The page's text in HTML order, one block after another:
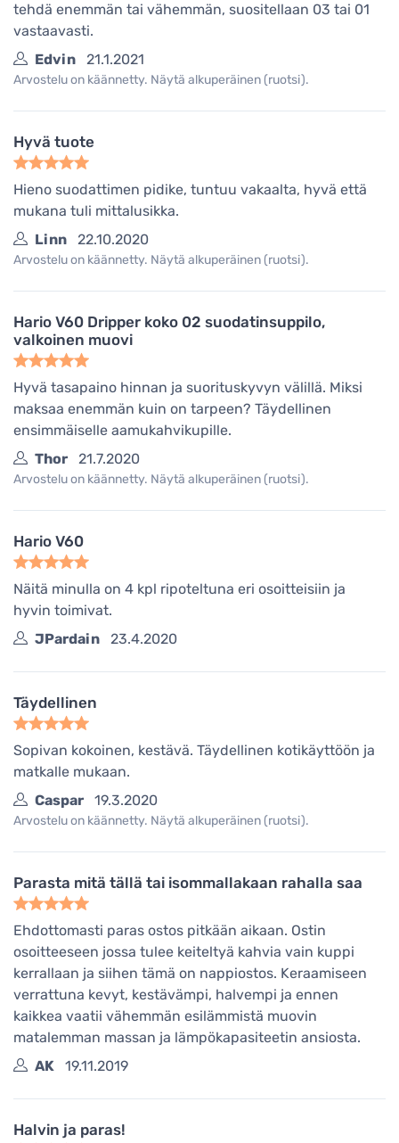
tehdä enemmän tai vähemmän, suositellaan 03 tai 01
vastaavasti.
Edvin
21.1.2021
Arvostelu on käännetty. Näytä alkuperäinen (ruotsi).
Hyvä tuote
Hieno suodattimen pidike, tuntuu vakaalta, hyvä että
mukana tuli mittalusikka.
Linn
22.10.2020
Arvostelu on käännetty. Näytä alkuperäinen (ruotsi).
Hario V60 Dripper koko 02 suodatinsuppilo,
valkoinen muovi
Hyvä tasapaino hinnan ja suorituskyvyn välillä. Miksi
maksaa enemmän kuin on tarpeen? Täydellinen
ensimmäiselle aamukahvikupille.
Thor
21.7.2020
Arvostelu on käännetty. Näytä alkuperäinen (ruotsi).
Hario V60
Näitä minulla on 4 kpl ripoteltuna eri osoitteisiin ja
hyvin toimivat.
JPardain
23.4.2020
Täydellinen
Sopivan kokoinen, kestävä. Täydellinen kotikäyttöön ja
matkalle mukaan.
Caspar
19.3.2020
Arvostelu on käännetty. Näytä alkuperäinen (ruotsi).
Parasta mitä tällä tai isommallakaan rahalla saa
Ehdottomasti paras ostos pitkään aikaan. Ostin
osoitteeseen jossa tulee keiteltyä kahvia vain kuppi
kerrallaan ja siihen tämä on nappiostos. Keraamiseen
verrattuna kevyt, kestävämpi, halvempi ja ennen
kaikkea vaatii vähemmän esilämmistä muovin
matalemman massan ja lämpökapasiteetin ansiosta.
AK
19.11.2019
Halvin ja paras!